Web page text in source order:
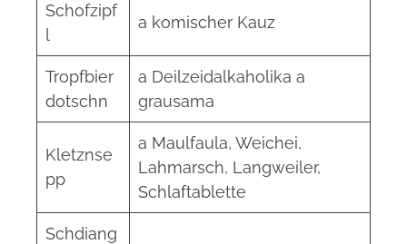
Schofzipf
l
a komischer Kauz
Tropfbier
dotschn
a Deilzeidalkaholika a
grausama
Kletznse
pp
a Maulfaula, Weichei,
Lahmarsch, Langweiler,
Schlaftablette
Schdiang